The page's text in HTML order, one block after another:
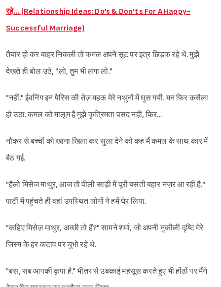
रहे… (Relationship Ideas: Do’s & Don’ts For A Happy-
Successful Marriage)
तैयार हो कर बाहर निकली तो कमल अपने सूट पर इत्र छिड़क रहे थे. मुझे
देखते ही बोल उठे, "लो, तुम भी लगा लो."
"नहीं." ईवनिंग इन पैरिस की तेज़ महक मेरे नथुनों में घुस गयी. मन फिर कसैला
हो उठा. कमल को मालूम है मुझे कृत्रिमता पसंद नहीं, फिर...
नौकर से बच्चों को खाना खिला कर सुला देने को कह मैं कमल के साथ कार में
बैठ गई.
"हैलो मिसेज माथुर, आज तो पीली साड़ी में पूरी बसंती बहार नज़र आ रही है."
पार्टी में पहुंचते ही वहां उपस्थित लोगों ने हमें घेर लिया.
"कहिए मिसेज़ माथुर, अच्छी तो हैं?" सामने शर्मा, जो अपनी नुकीली दृष्टि मेरे
जिस्म के हर कटाव पर चुभो रहे थे.
"बस, सब आपकी कृपा है." भीतर से उबकाई महसूस करते हुए भी होंठों पर मैंने